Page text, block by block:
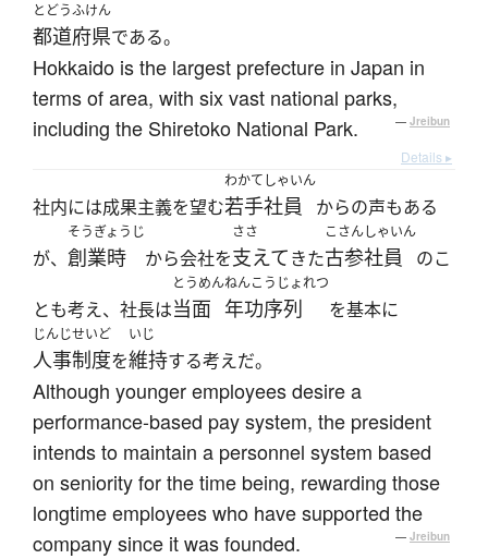
とどうふけん
都道府県である。
Hokkaido is the largest prefecture in Japan in
terms of area, with six vast national parks,
including the Shiretoko National Park.
— Jreibun
Details ▸
社内には成果主義を望む
わかてしゃいん
若手社員 からの声もある
が、
そうぎょうじ
創業時 から会社を
ささ
支えてきた
こさんしゃいん
古参社員 のこ
とも考え、社長は
とうめん
当面
ねんこうじょれつ
年功序列 を基本に
じんじせいど
人事制度を
いじ
維持する考えだ。
Although younger employees desire a
performance-based pay system, the president
intends to maintain a personnel system based
on seniority for the time being, rewarding those
longtime employees who have supported the
company since it was founded.
— Jreibun